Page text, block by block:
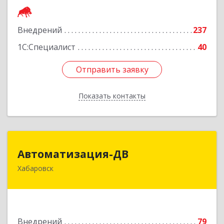
Внедрений
237
1С:Специалист
40
Отправить заявку
Показать контакты
Отправить заявку
Назад
Автоматизация-ДВ
Хабаровск
Внедрений
79
680013, Хабаровский край, Хабаровск г,